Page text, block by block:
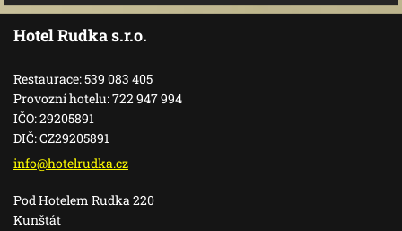
Hotel Rudka s.r.o.
Restaurace: 539 083 405
Provozní hotelu: 722 947 994
IČO: 29205891
DIČ: CZ29205891
info@hotelrudka.cz
Pod Hotelem Rudka 220
Kunštát